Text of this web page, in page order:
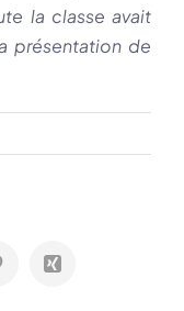
la classe avait
présentation de
Xing